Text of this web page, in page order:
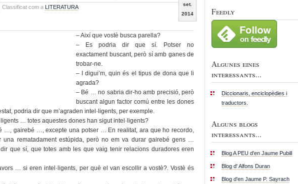
set.
2014
Classificat com a LITERATURA
– Així que vostè busca parella?
– Es podria dir que sí. Potser no
exactament buscant, però sí amb ganes de
trobar-ne.
– I digui’m, quin és el tipus de dona que li
agrada?
– Bé … no sabria dir-ho amb precisió, però
buscant algun factor comú entre les dones
podria dir que m’agraden intel·ligents, per exemple.
… totes aquestes dones han sigut intel·ligents?
…, gairebé …, excepte una potser … En realitat, ara que ho recordo,
una rematadament estúpida, però no em va durar gairebé gens …
dir que sí, que totes amb les que vaig tenir relacions duradores eren
… si eren intel·ligents, per què el van escollir a vostè?. Vostè és
Feedly
Algunes eines
interessants...
Diccionaris, enciclopèdies i
traductors.
Alguns blogs
interessants...
Blog A PEU d'en Jaume Pubill
Blog d' Alfons Duran
Blog d'en Jaume P. Sayrach